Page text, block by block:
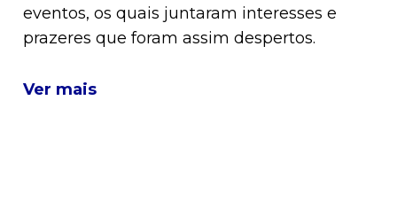
eventos, os quais juntaram interesses e
prazeres que foram assim despertos.
Ver mais